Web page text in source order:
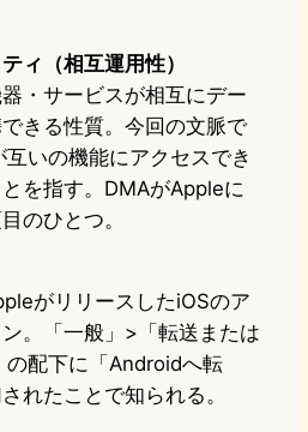
ィ（相互運用性）
・サービスが相互にデー
きる性質。今回の文脈で
いの機能にアクセスでき
を指す。DMAがAppleに
のひとつ。
がリリースしたiOSのア
。「一般」>「転送または
配下に「Androidへ転
れたことで知られる。